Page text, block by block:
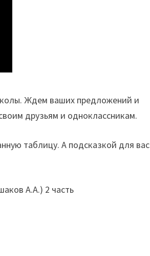
Ждем ваших предложений и
друзьям и одноклассникам.
таблицу. А подсказкой для вас
А.А.) 2 часть